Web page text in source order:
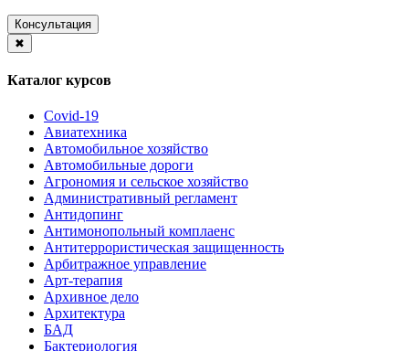
Консультация
✖
Каталог курсов
Covid-19
Авиатехника
Автомобильное хозяйство
Автомобильные дороги
Агрономия и сельское хозяйство
Административный регламент
Антидопинг
Антимонопольный комплаенс
Антитеррористическая защищенность
Арбитражное управление
Арт-терапия
Архивное дело
Архитектура
БАД
Бактериология